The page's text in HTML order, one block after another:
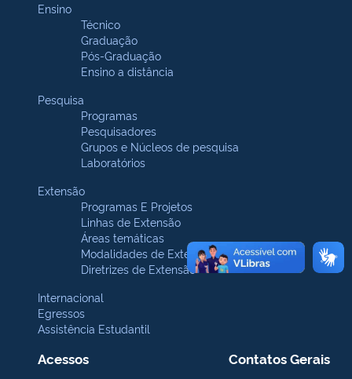
Ensino
Técnico
Graduação
Pós-Graduação
Ensino a distância
Pesquisa
Programas
Pesquisadores
Grupos e Núcleos de pesquisa
Laboratórios
Extensão
Programas E Projetos
Linhas de Extensão
Áreas temáticas
Modalidades de Extensão
Diretrizes de Extensão
Internacional
Egressos
Assistência Estudantil
Acessos Contatos Gerais